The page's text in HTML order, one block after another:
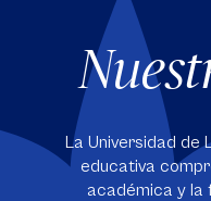
La Universidad de
educativa
académica y la